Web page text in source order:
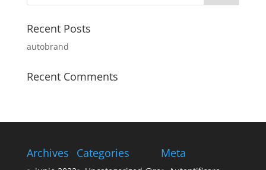
Recent Posts
autobrand
Recent Comments
Archives Categories Meta